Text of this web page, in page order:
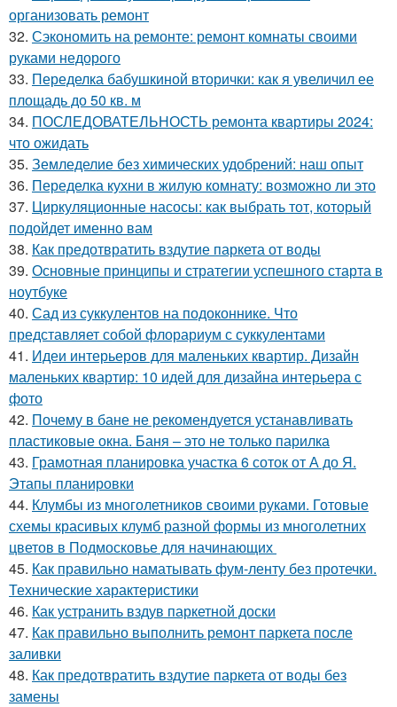
организовать ремонт
32. Сэкономить на ремонте: ремонт комнаты своими
руками недорого
33. Переделка бабушкиной вторички: как я увеличил ее
площадь до 50 кв. м
34. ПОСЛЕДОВАТЕЛЬНОСТЬ ремонта квартиры 2024:
что ожидать
35. Земледелие без химических удобрений: наш опыт
36. Переделка кухни в жилую комнату: возможно ли это
37. Циркуляционные насосы: как выбрать тот, который
подойдет именно вам
38. Как предотвратить вздутие паркета от воды
39. Основные принципы и стратегии успешного старта в
ноутбуке
40. Сад из суккулентов на подоконнике. Что
представляет собой флорариум с суккулентами
41. Идеи интерьеров для маленьких квартир. Дизайн
маленьких квартир: 10 идей для дизайна интерьера с
фото
42. Почему в бане не рекомендуется устанавливать
пластиковые окна. Баня – это не только парилка
43. Грамотная планировка участка 6 соток от А до Я.
Этапы планировки
44. Клумбы из многолетников своими руками. Готовые
схемы красивых клумб разной формы из многолетних
цветов в Подмосковье для начинающих
45. Как правильно наматывать фум-ленту без протечки.
Технические характеристики
46. Как устранить вздув паркетной доски
47. Как правильно выполнить ремонт паркета после
заливки
48. Как предотвратить вздутие паркета от воды без
замены